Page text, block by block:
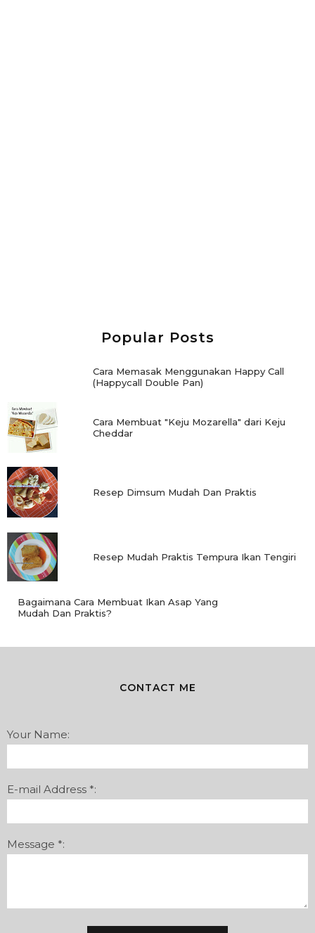
Popular Posts
Cara Memasak Menggunakan Happy Call
(Happycall Double Pan)
Cara Membuat "Keju Mozarella" dari Keju
Cheddar
Resep Dimsum Mudah Dan Praktis
Resep Mudah Praktis Tempura Ikan Tengiri
Bagaimana Cara Membuat Ikan Asap Yang
Mudah Dan Praktis?
CONTACT ME
Your Name:
E-mail Address *:
Message *: